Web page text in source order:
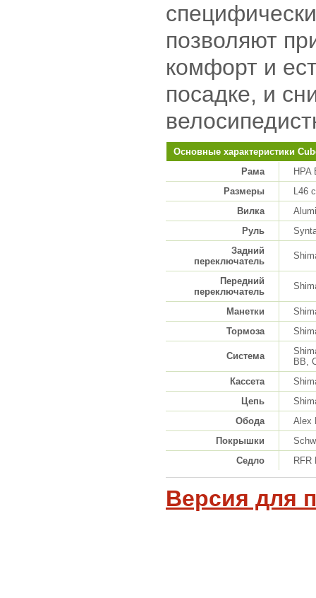
позволяют
комфорт и
посадке, и
Основные характеристики
Рама
HPA
Размеры
L46
Вилка
Руль
Задний
переключатель
Передний
переключатель
Манетки
Тормоза
Система
BB,
Кассета
Цепь
Обода
Alex
Покрышки
Седло
RFR
Версия для